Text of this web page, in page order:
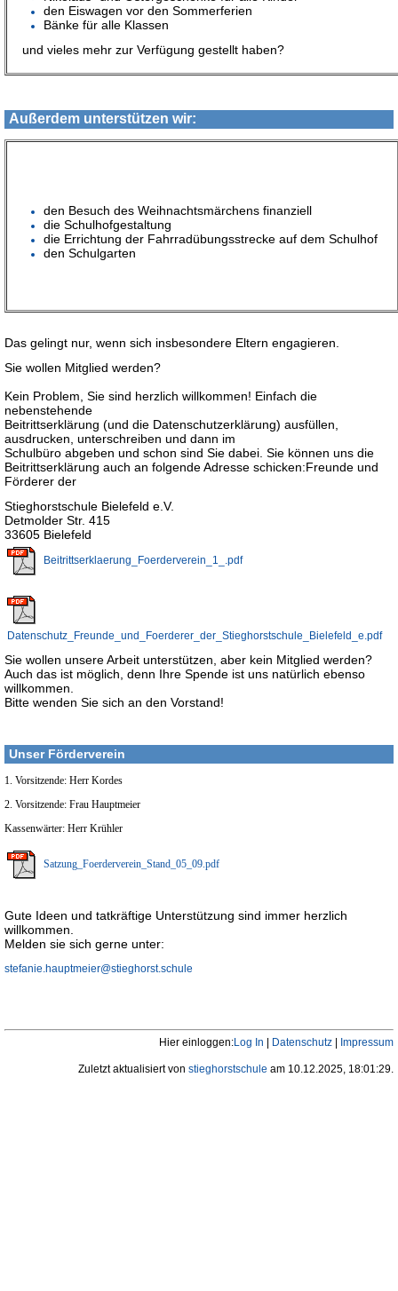
den Eiswagen vor den Sommerferien
Bänke für alle Klassen
und vieles mehr zur Verfügung gestellt haben?
Außerdem unterstützen wir:
den Besuch des Weihnachtsmärchens finanziell
die Schulhofgestaltung
die Errichtung der Fahrradübungsstrecke auf dem Schulhof
den Schulgarten
Das gelingt nur, wenn sich insbesondere Eltern engagieren.
Sie wollen Mitglied werden?
Kein Problem, Sie sind herzlich willkommen! Einfach die
nebenstehende
Beitrittserklärung (und die Datenschutzerklärung) ausfüllen,
ausdrucken, unterschreiben und dann im
Schulbüro abgeben und schon sind Sie dabei. Sie können uns die
Beitrittserklärung auch an folgende Adresse schicken:Freunde und
Förderer der
Stieghorstschule Bielefeld e.V.
Detmolder Str. 415
33605 Bielefeld
Beitrittserklaerung_Foerderverein_1_.pdf
Datenschutz_Freunde_und_Foerderer_der_Stieghorstschule_Bielefeld_e.pdf
Sie wollen unsere Arbeit unterstützen, aber kein Mitglied werden?
Auch das ist möglich, denn Ihre Spende ist uns natürlich ebenso
willkommen.
Bitte wenden Sie sich an den Vorstand!
Unser Förderverein
1. Vorsitzende: Herr Kordes
2. Vorsitzende: Frau Hauptmeier
Kassenwärter: Herr Krühler
Satzung_Foerderverein_Stand_05_09.pdf
Gute Ideen und tatkräftige Unterstützung sind immer herzlich
willkommen.
Melden sie sich gerne unter:
stefanie.hauptmeier@stieghorst.schule
Hier einloggen:Log In Datenschutz Impressum
Zuletzt aktualisiert von stieghorstschule am 10.12.2025, 18:01:29.